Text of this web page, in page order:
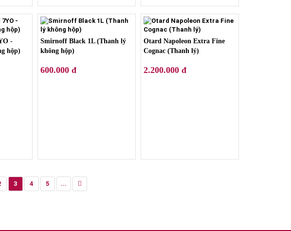
-
hộp)
Smirnoff Black 1L (Thanh lý
không hộp)
600.000 đ
Otard Napoleon Extra Fine
Cognac (Thanh lý)
2.200.000 đ
3 4 5 ...